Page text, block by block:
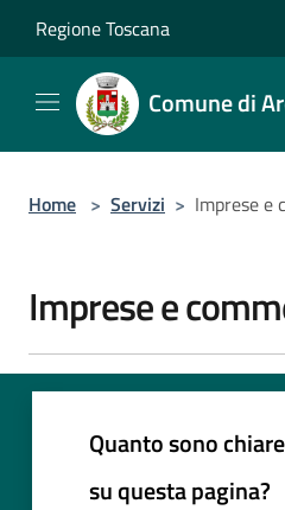
Regione Toscana
Comune di
Home > Servizi > Imprese e
Imprese e
Quanto sono
su questa pagina?